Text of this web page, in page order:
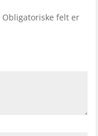
Obligatoriske felt er